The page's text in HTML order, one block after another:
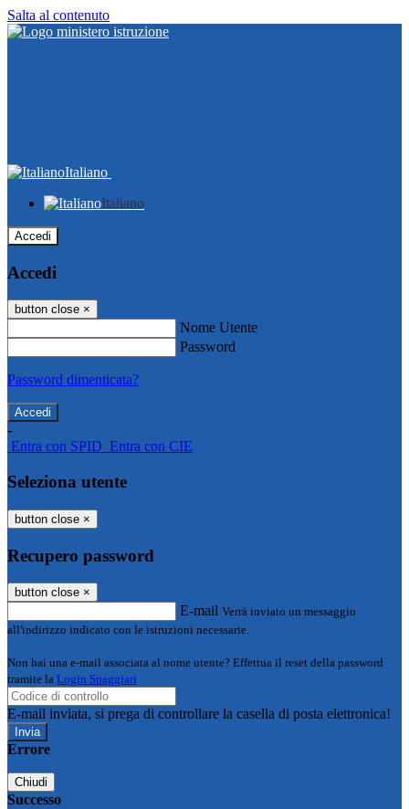
Salta al contenuto
Italiano
Italiano
Accedi
Accedi
button close ×
Nome Utente
Password
Password dimenticata?
-
Entra con SPID Entra con CIE
Seleziona utente
button close ×
Recupero password
button close ×
E-mail Verrà inviato un messaggio
all'indirizzo indicato con le istruzioni necessarie.
Non hai una e-mail associata al nome utente? Effettua il reset della password
tramite la Login Spaggiari
E-mail inviata, si prega di controllare la casella di posta elettronica!
Errore
Chiudi
Successo